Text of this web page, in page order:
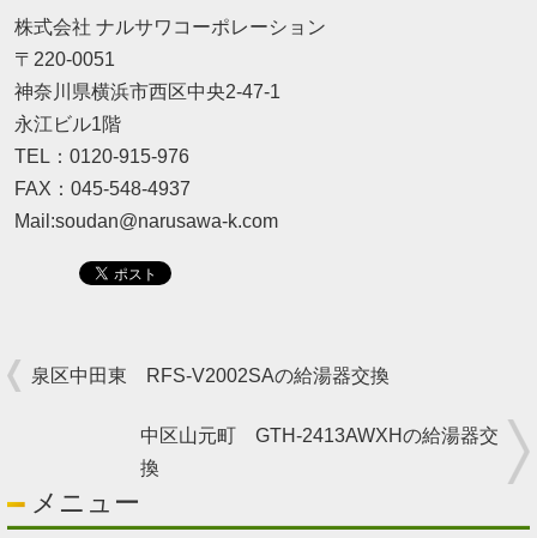
株式会社 ナルサワコーポレーション
〒220-0051
神奈川県横浜市西区中央2-47-1
永江ビル1階
TEL：0120-915-976
FAX：045-548-4937
Mail:soudan@narusawa-k.com
泉区中田東 RFS-V2002SAの給湯器交換
中区山元町 GTH-2413AWXHの給湯器交
換
メニュー